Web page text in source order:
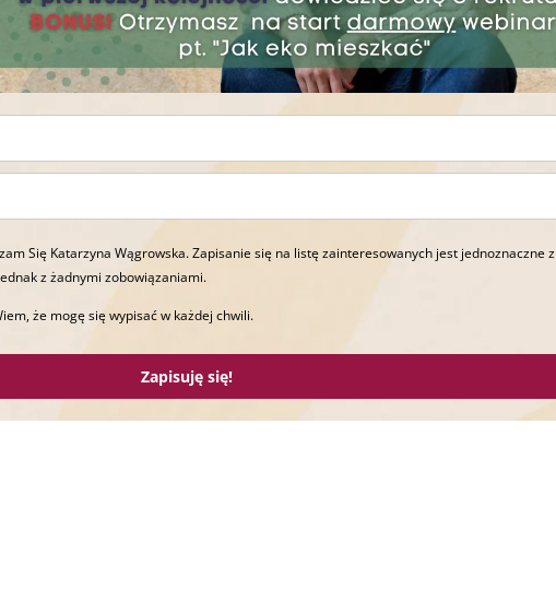
Się Katarzyna Wągrowska. Zapisanie się na listę zainteresowanych jest jednoznaczne z
z żadnymi zobowiązaniami.
że mogę się wypisać w każdej chwili.
Zapisuję się!